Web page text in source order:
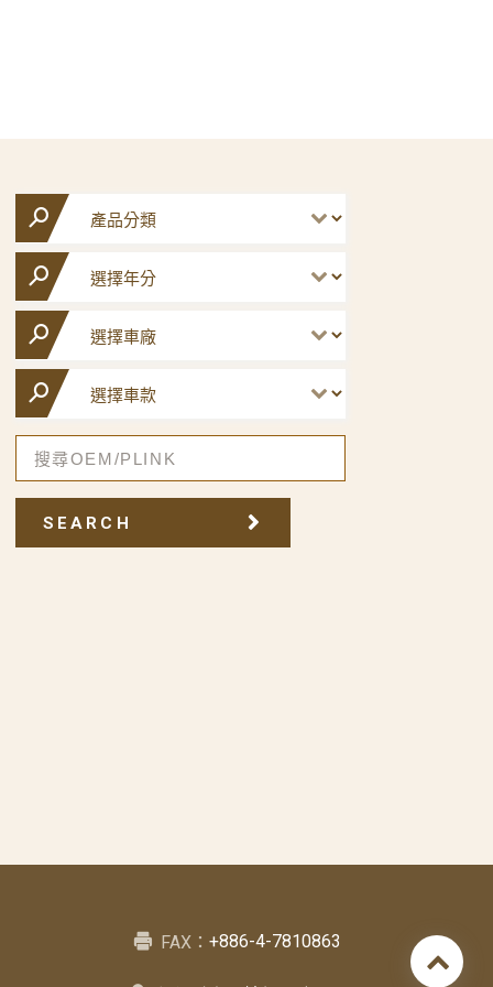
SEARCH
FAX：+886-4-7810863